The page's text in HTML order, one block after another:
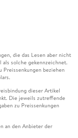
die das Lesen aber nicht
als solche gekennzeichnet.
Preissenkungen beziehen
dieser Artikel
Die jeweils zutreffende
zu Preissenkungen
an den Anbieter der